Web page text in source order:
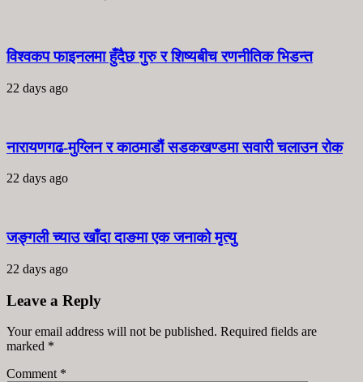
विश्वकप फाइनलमा हुँदैछ गुरु र शिष्यबीच रणनीतिक भिडन्त
22 days ago
नारायणगढ-मुग्लिन र काठमाडौं सडकखण्डमा सवारी चलाउन रोक
22 days ago
जङ्गली च्याउ खाँदा दाङमा एक जनाको मृत्यु
22 days ago
Leave a Reply
Your email address will not be published. Required fields are
marked *
Comment *